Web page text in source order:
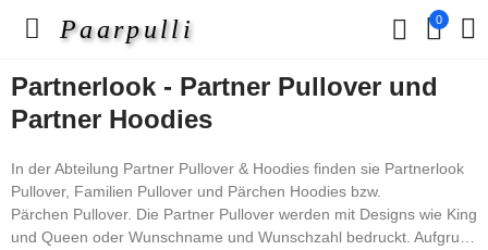
Paarpulli 0
Partnerlook - Partner Pullover und
Partner Hoodies
In der Abteilung Partner Pullover & Hoodies finden sie Partnerlook
Pullover, Familien Pullover und Pärchen Hoodies bzw.
Pärchen Pullover. Die Partner Pullover werden mit Designs wie King
und Queen oder Wunschname und Wunschzahl bedruckt. Aufgrund